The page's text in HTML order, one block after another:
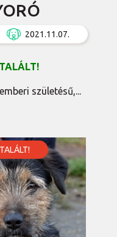
2021.11.07.
születésű,...